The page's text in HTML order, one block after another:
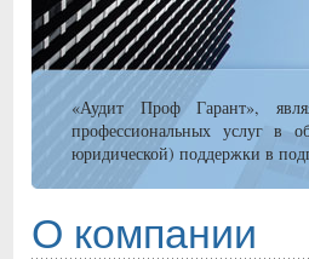
«Аудит Проф Гарант»,
профессиональных услуг в
юридической) поддержки в
О компании